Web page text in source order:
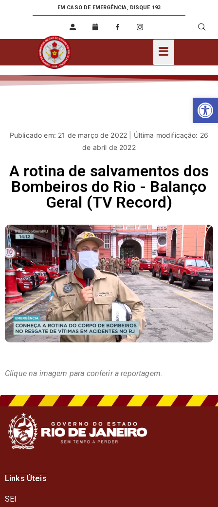
EM CASO DE EMERGÊNCIA, DISQUE 193
Publicado em: 21 de março de 2022 | Última modificação: 26
de abril de 2022
A rotina de salvamentos dos
Bombeiros do Rio - Balanço
Geral (TV Record)
Clique na imagem para conferir a reportagem.
Links Úteis
SEI